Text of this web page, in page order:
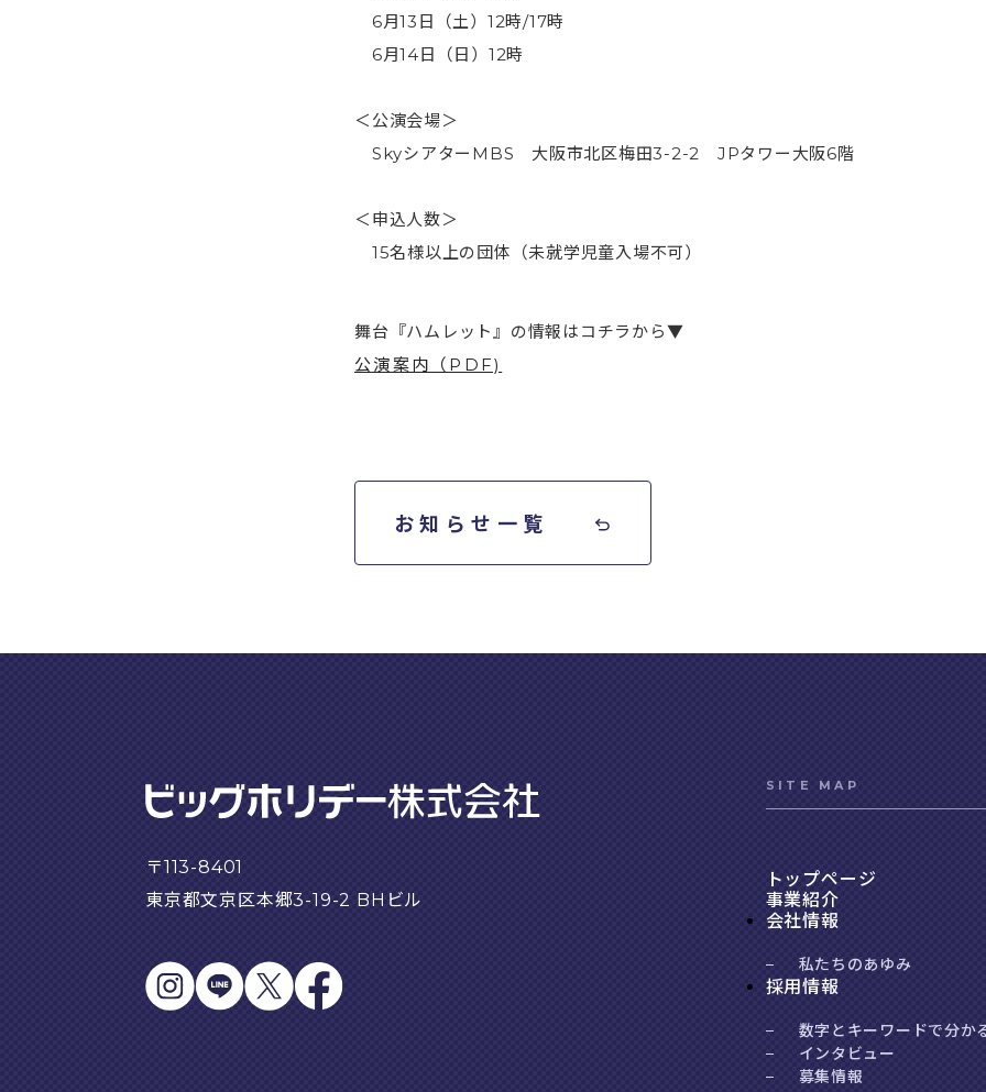
6月13日（土）12時/17時
6月14日（日）12時
＜公演会場＞
SkyシアターMBS 大阪市北区梅田3-2-2 JPタワー大阪6階
＜申込人数＞
15名様以上の団体（未就学児童入場不可）
舞台『ハムレット』の情報はコチラから▼
公演案内（PDF)
お知らせ一覧
SITE MAP
トップページ
事業紹介
会社情報
私たちのあゆみ
採用情報
数字とキーワードで分か
インタビュー
募集情報
〒113-8401
東京都文京区本郷3-19-2 BHビル